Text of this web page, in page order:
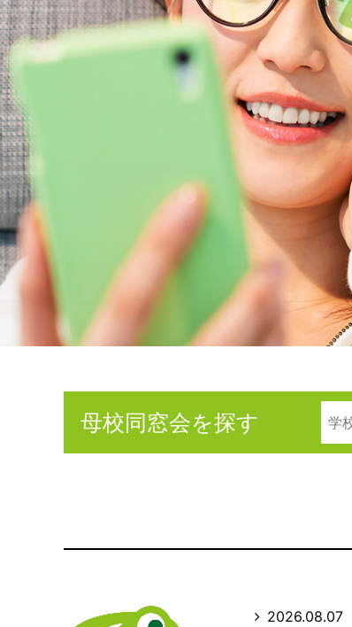
母校同窓会を探す
2026.08.07